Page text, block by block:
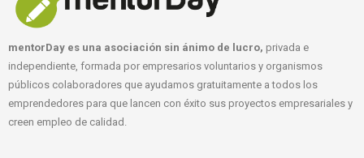
mentorDay es una asociación sin ánimo de lucro, privada e
independiente, formada por empresarios voluntarios y organismos
públicos colaboradores que ayudamos gratuitamente a todos los
emprendedores para que lancen con éxito sus proyectos empresariales y
creen empleo de calidad.